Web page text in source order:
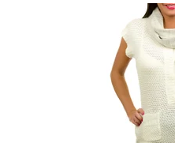
Skladem 1 ks
122480WH/118
AMI SANZURI